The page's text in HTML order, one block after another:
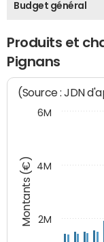
Budget général
Produits et
Pignans
Montants (€)
(Source : JDN
2M
4M
6M